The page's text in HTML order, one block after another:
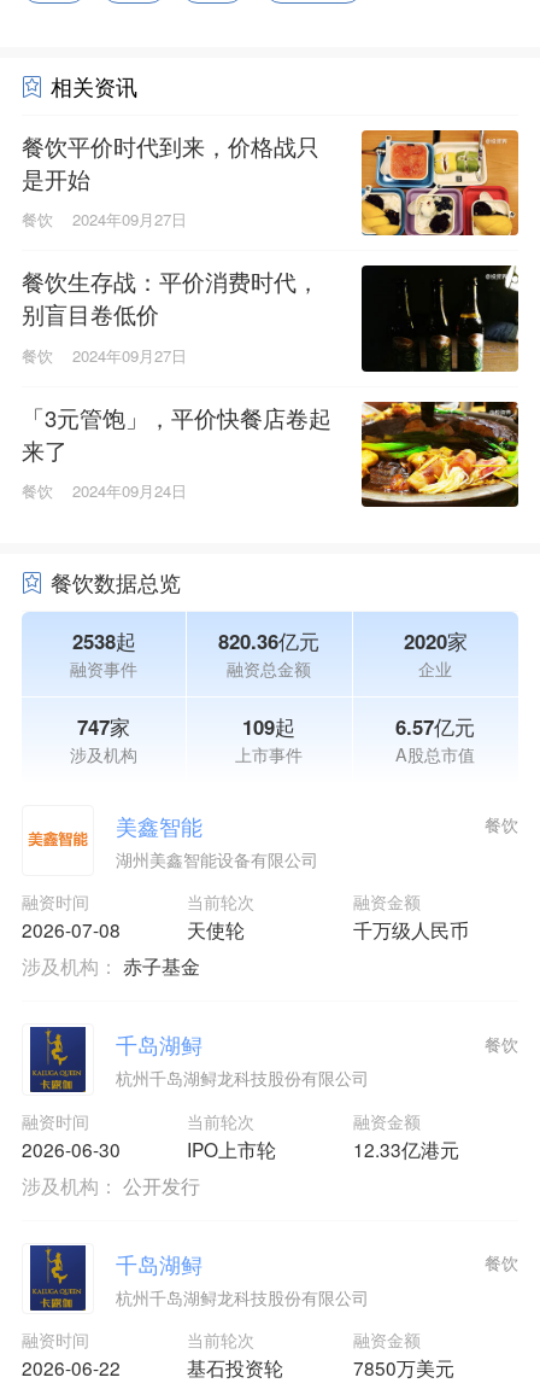
相关资讯
餐饮平价时代到来，价格战只
是开始
餐饮 2024年09月27日
餐饮生存战：平价消费时代，
别盲目卷低价
餐饮 2024年09月27日
「3元管饱」，平价快餐店卷起
来了
餐饮 2024年09月24日
餐饮数据总览
2538起
融资事件
820.36亿元
融资总金额
2020家
企业
747家
涉及机构
109起
上市事件
6.57亿元
A股总市值
美鑫智能
湖州美鑫智能设备有限公司
融资时间
2026-07-08
当前轮次
天使轮
融资金额
千万级人民币
餐饮
涉及机构： 赤子基金
千岛湖鲟
杭州千岛湖鲟龙科技股份有限公司
融资时间
2026-06-30
当前轮次
IPO上市轮
融资金额
12.33亿港元
餐饮
涉及机构： 公开发行
千岛湖鲟
杭州千岛湖鲟龙科技股份有限公司
融资时间
2026-06-22
当前轮次
基石投资轮
融资金额
7850万美元
餐饮